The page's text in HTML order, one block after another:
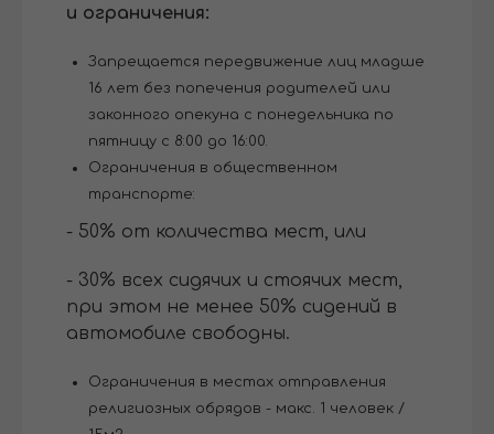
и ограничения:
Запрещается передвижение лиц младше
16 лет без попечения родителей или
законного опекуна с понедельника по
пятницу с 8:00 до 16:00.
Ограничения в общественном
транспорте:
- 50% от количества мест, или
- 30% всех сидячих и стоячих мест,
при этом не менее 50% сидений в
автомобиле свободны.
Ограничения в местах отправления
религиозных обрядов - макс. 1 человек /